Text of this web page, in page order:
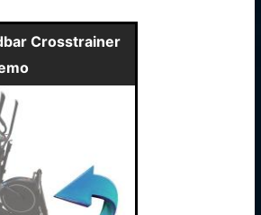
Crosstrainer